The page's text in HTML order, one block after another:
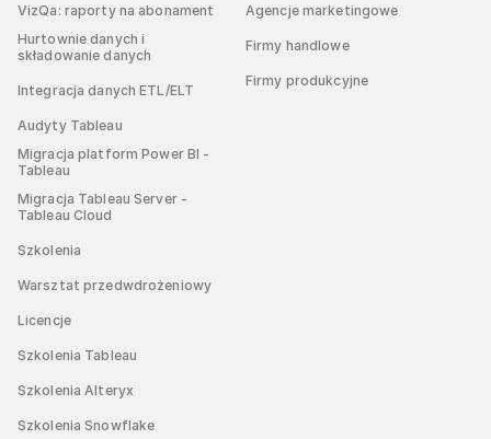
VizQa: raporty na abonament
Hurtownie danych i
składowanie danych
Integracja danych ETL/ELT
Audyty Tableau
Migracja platform Power BI -
Tableau
Migracja Tableau Server -
Tableau Cloud
Szkolenia
Warsztat przedwdrożeniowy
Licencje
Szkolenia Tableau
Szkolenia Alteryx
Szkolenia Snowflake
Agencje marketingowe
Firmy handlowe
Firmy produkcyjne